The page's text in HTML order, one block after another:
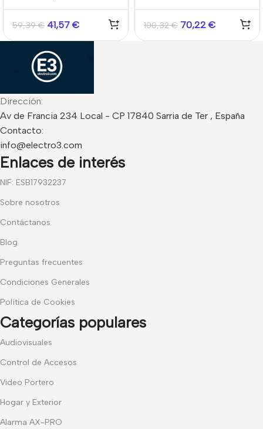
analógico 30 W Color
Blanco
59,39€ 41,57 €
Hikvision
100,32€ 70,22 €
Dirección:
Av de Francia 234 Local - CP 17840 Sarria de Ter , España
Contacto:
info@electro3.com
Enlaces de interés
NIF: ESB17932237
Sobre nosotros
Contáctanos
Blog
Preguntas frecuentes
Condiciones Generales
Política de Cookies
Categorías populares
Audiovisuales
Control de Accesos
Video Portero
Hogar y Exterior
Alarma AX-PRO